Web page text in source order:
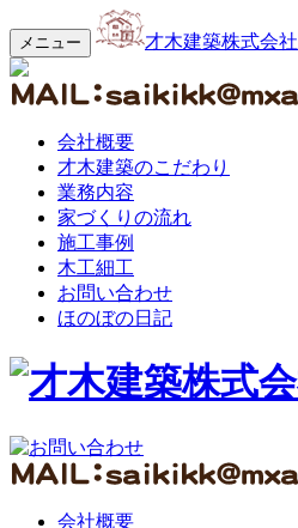
メニュー 才木建築株式会社
会社概要
才木建築のこだわり
業務内容
家づくりの流れ
施工事例
木工細工
お問い合わせ
ほのぼの日記
会社概要